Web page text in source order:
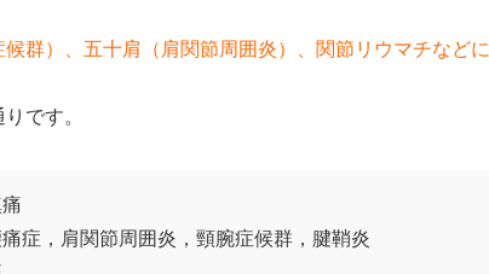
群）、五十肩（肩関節周囲炎）、関節リウマチなどに
です。
症，肩関節周囲炎，頸腕症候群，腱鞘炎